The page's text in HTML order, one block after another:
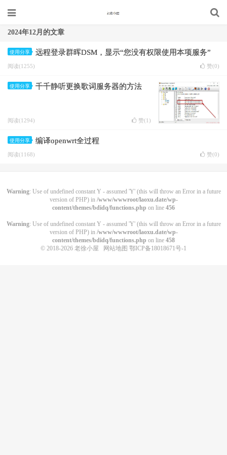
2024年12月的文章
使用分享 远程登录群晖DSM，显示“您没有权限使用本项服务”
阅读(1255) 赞(0)
使用分享 千千静听更换歌词服务器的方法
阅读(1294) 赞(1 )
使用分享 编译openwrt全过程
阅读(1168) 赞(0)
Warning: Use of undefined constant Y - assumed 'Y' (this will throw an Error in a future
version of PHP) in /www/wwwroot/laoxu.date/wp-
content/themes/bdidq/functions.php on line 456
Warning: Use of undefined constant Y - assumed 'Y' (this will throw an Error in a future
version of PHP) in /www/wwwroot/laoxu.date/wp-
content/themes/bdidq/functions.php on line 458
© 2018-2026 老徐小屋 网站地图 鄂ICP备18018671号-1